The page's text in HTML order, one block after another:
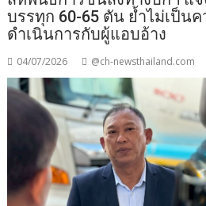
บรรทุก 60-65 ตัน ย้ำไม่เป็นค
ดำเนินการกับผู้แอบอ้าง
04/07/2026 @ch-newsthailand.com